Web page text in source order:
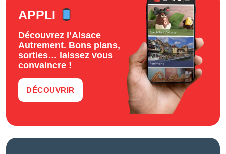
APPLI
Découvrez l’Alsace
Autrement. Bons plans,
sorties… laissez vous
convaincre !
DÉCOUVRIR